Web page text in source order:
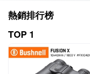
熱銷排行榜
TOP 1